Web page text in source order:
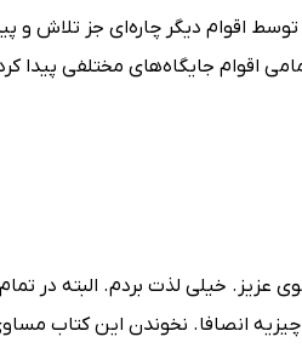
اقوام دیگر چاره‌ای جز تلاش و
اقوام جایگاه‌های مختلفی پیدا
خیلی لذت بردم. البته در تمام
عجب چیزیه انصافا. نخوندن این کتاب